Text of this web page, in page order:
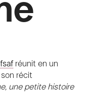
réunit en un
récit
une petite histoire